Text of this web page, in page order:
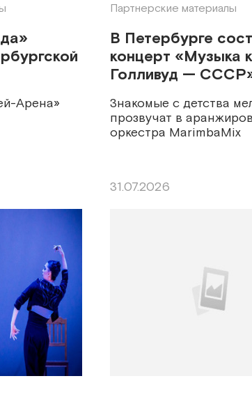
Арена»
Партнерские материалы
В Петербурге
концерт «Музыка
Голливуд —
Знакомые с детства
прозвучат в
оркестра MarimbaMix
31.07.2026